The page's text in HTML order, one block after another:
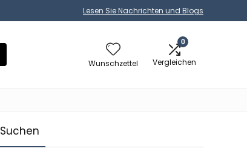
Lesen Sie Nachrichten und Blogs
Wunschzettel
0
Vergleichen
Suchen